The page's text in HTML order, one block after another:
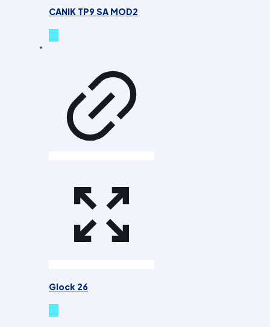
CANIK TP9 SA MOD2
Glock 26